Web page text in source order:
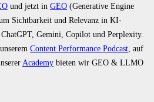
und jetzt in GEO (Generative Engine
Sichtbarkeit und Relevanz in KI-
Gemini, Copilot und Perplexity.
Content Performance Podcast , auf
Academy bieten wir GEO & LLMO